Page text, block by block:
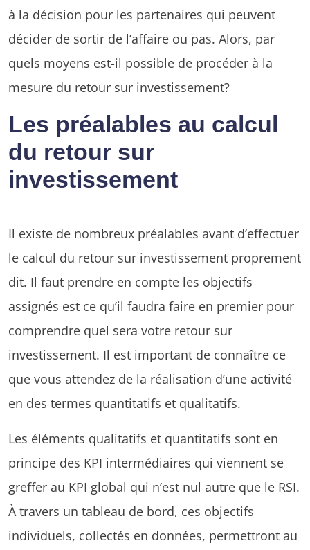
à la décision pour les partenaires qui peuvent
décider de sortir de l’affaire ou pas. Alors, par
quels moyens est-il possible de procéder à la
mesure du retour sur investissement?
Les préalables au calcul
du retour sur
investissement
Il existe de nombreux préalables avant d’effectuer
le calcul du retour sur investissement proprement
dit. Il faut prendre en compte les objectifs
assignés est ce qu’il faudra faire en premier pour
comprendre quel sera votre retour sur
investissement. Il est important de connaître ce
que vous attendez de la réalisation d’une activité
en des termes quantitatifs et qualitatifs.
Les éléments qualitatifs et quantitatifs sont en
principe des KPI intermédiaires qui viennent se
greffer au KPI global qui n’est nul autre que le RSI.
À travers un tableau de bord, ces objectifs
individuels, collectés en données, permettront au